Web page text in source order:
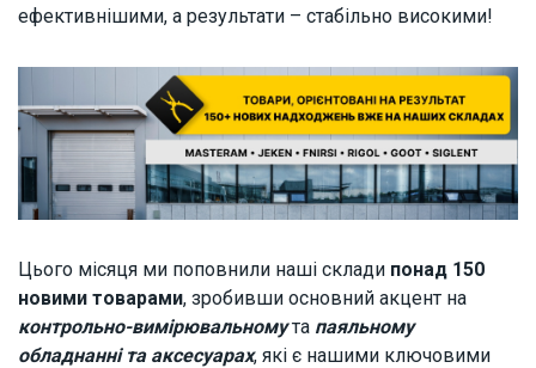
ефективнішими, а результати – стабільно високими!
Цього місяця ми поповнили наші склади понад 150
новими товарами, зробивши основний акцент на
контрольно-вимірювальномута паяльному
обладнанні та аксесуарах, які є нашими ключовими